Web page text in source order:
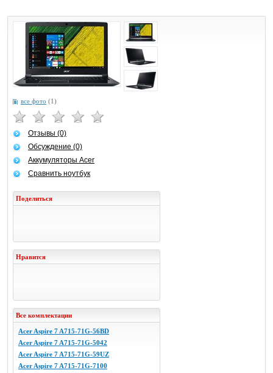
все фото (1)
Отзывы (0)
Обсуждение (0)
Аккумуляторы Acer
Сравнить ноутбук
Поделиться
Нравится
Все комплектации
Acer Aspire 7 A715-71G-56BD
Acer Aspire 7 A715-71G-5042
Acer Aspire 7 A715-71G-59UZ
Acer Aspire 7 A715-71G-7100